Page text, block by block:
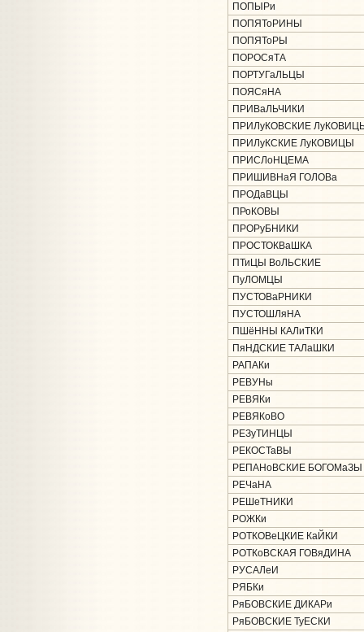
ПОПЫРи
ПОПЯТоРИНЫ
ПОПЯТоРЫ
ПОРОСяТА
ПОРТУГаЛЬЦЫ
ПОЯСяНА
ПРИВаЛЬЧИКИ
ПРИЛуКОВСКИЕ
ПРИЛуКСКИЕ ЛуКОВИЦЫ
ПРИСЛоНЦЕМА
ПРИШИВНаЯ ГОЛОВа
ПРОДаВЦЫ
ПРоКОВЫ
ПРОРуБНИКИ
ПРОСТОКВаШКА
ПТиЦЫ ВоЛЬСКИЕ
ПуЛОМЦЫ
ПУСТОВаРНИКИ
ПУСТОШЛяНА
ПШёННЫ КАЛиТКИ
ПяНДСКИЕ ТАЛаШКИ
РАПАКи
РЕВУНы
РЕВЯКи
РЕВЯКоВО
РЕЗуТИНЦЫ
РЕКОСТаВЫ
РЕПАНоВСКИЕ БОГОМаЗЫ
РЕЧаНА
РЕШеТНИКИ
РОЖКи
РОТКОВеЦКИЕ КаЙКИ
РОТКоВСКАЯ ГОВяДИНА
РУСАЛеИ
РЯБКи
РяБОВСКИЕ ДИКАРи
РяБОВСКИЕ ТуЕСКИ